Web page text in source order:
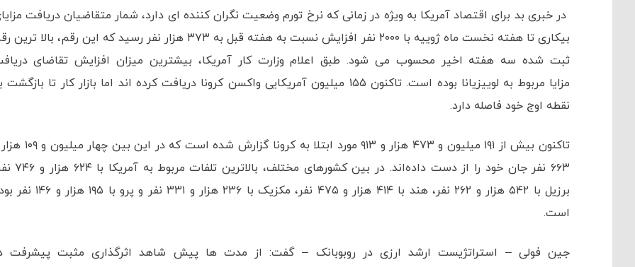
در خبری بد برای اقتصاد آمریکا به ویژه در زمانی که نرخ تورم وضعیت نگران کننده ای دارد، شمار متقاضیان دریافت
بیکاری تا هفته نخست ماه ژوییه با ۲۰۰۰ نفر افزایش نسبت به هفته قبل به ۳۷۳ هزار نفر رسید که این رقم، بالا
ثبت شده سه هفته اخیر محسوب می شود. طبق اعلام وزارت کار آمریکا، بیشترین میزان افزایش تقاضای
مزایا مربوط به لوییزیانا بوده است. تاکنون ۱۵۵ میلیون آمریکایی واکسن کرونا دریافت کرده اند اما بازار کار تا
نقطه اوج خود فاصله دارد.
تاکنون بیش از ۱۹۱ میلیون و ۴۷۳ هزار و ۹۱۳ مورد ابتلا به کرونا گزارش شده
۶۶۳ نفر جان خود را از دست داده‌اند. در بین کشورهای مختلف،
برزیل با ۵۴۲ هزار و ۲۶۲ نفر، هند با ۴۱۴ هزار و ۴۷۵ نفر، مکزیک با ۲۳۶ هزار و ۳۳۱ نفر و
است.
جین فولی – استراتژیست ارشد ارزی در روبوبانک – گفت: از مدت ها پیش شاهد اثرگذاری مثبت پیشرفت